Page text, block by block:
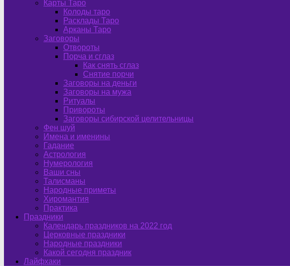
Карты Таро
Колоды таро
Расклады Таро
Арканы Таро
Заговоры
Отвороты
Порча и сглаз
Как снять сглаз
Снятие порчи
Заговоры на деньги
Заговоры на мужа
Ритуалы
Привороты
Заговоры сибирской целительницы
Фен шуй
Имена и именины
Гадание
Астрология
Нумерология
Ваши сны
Талисманы
Народные приметы
Хиромантия
Практика
Праздники
Календарь праздников на 2022 год
Церковные праздники
Народные праздники
Какой сегодня праздник
Лайфхаки